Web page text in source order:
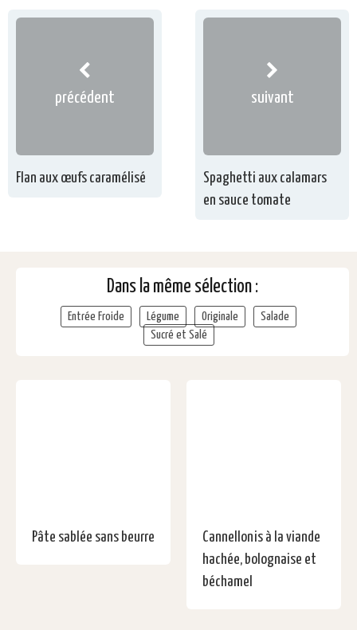
précédent
Flan aux œufs caramélisé
suivant
Spaghetti aux calamars
en sauce tomate
Dans la même sélection :
Entrée Froide Légume Originale
Salade
Sucré et Salé
Pâte sablée sans beurre
Cannellonis à la viande
hachée, bolognaise et
béchamel